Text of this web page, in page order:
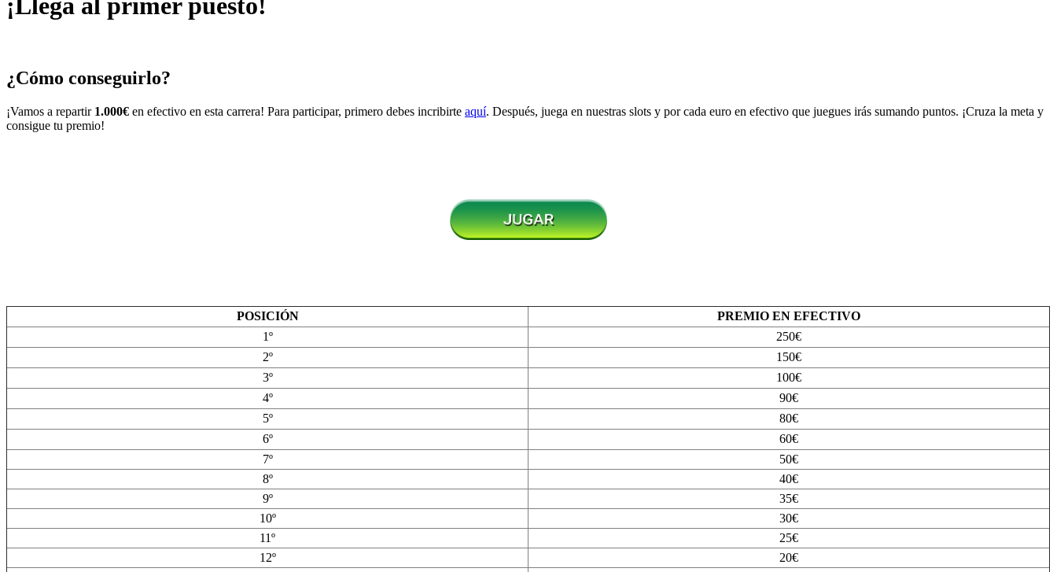
¡Llega al primer puesto!
¿Cómo conseguirlo?
¡Vamos a repartir 1.000€ en efectivo en esta carrera! Para participar, primero debes incribirte aquí. Después, juega en nuestras slots y por cada euro en efectivo que juegues irás sumando puntos. ¡Cruza la meta y
consigue tu premio!
POSICIÓN
PREMIO EN EFECTIVO
1º
250€
2º
150€
3º
100€
4º
90€
5º
80€
6º
60€
7º
50€
8º
40€
9º
35€
10º
30€
11º
25€
12º
20€